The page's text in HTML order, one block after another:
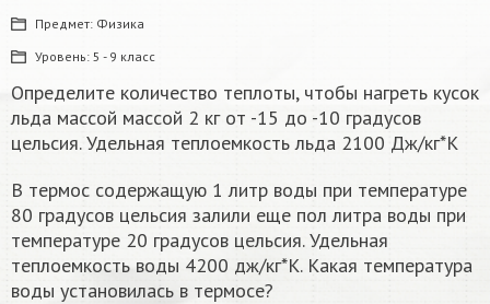
Предмет: Физика
Уровень: 5 - 9 класс
Определите количество теплоты, чтобы нагреть кусок
льда массой массой 2 кг от -15 до -10 градусов
цельсия. Удельная теплоемкость льда 2100 Дж/кг*К
В термос содержащую 1 литр воды при температуре
80 градусов цельсия залили еще пол литра воды при
температуре 20 градусов цельсия. Удельная
теплоемкость воды 4200 дж/кг*К. Какая температура
воды установилась в термосе?